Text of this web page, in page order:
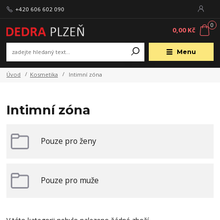
Menu
+420 606 602 090
0
0,00 Kč
Úvod Kosmetika Intimní zóna
Intimní zóna
Pouze pro ženy
Pouze pro muže